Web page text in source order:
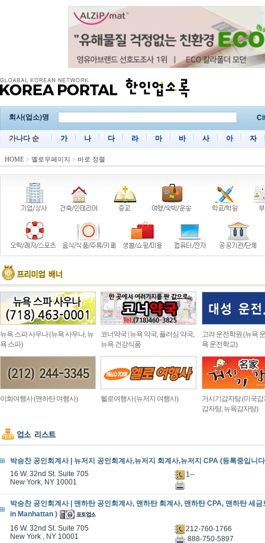
회사(업소)명
가나다 순 가 나 다 라 마 바 사 아 자
HOME > 옐로우페이지 > 바로 정렬
뉴욕 스파 사우나 (뉴욕 사우나, 뉴
욕 스파)
코너약국 | 뉴욕 약국, 플러싱 약국,
뉴욕 건강식품
고려 운전학원 (뉴욕
욕 운전학교)
이화여행사 (맨하탄 여행사) 헬로여행사 (뉴저지 여행사)
거시기감자탕 (미국감
감자탕, 뉴욕감자탕)
박승찬 공인회계사 | 뉴저지 공인회계사,뉴저지 회계사,뉴저지 CPA (등록중입니
16 W. 32nd St. Suite 705
New York, NY 10001
1--
박승찬 공인회계사 | 맨하탄 공인회계사, 맨하탄 회계사, 맨하탄 CPA, 맨하탄 세
in Manhattan )
16 W. 32nd St. Suite 705
New York , NY 10001
212-760-1766
888-750-5897